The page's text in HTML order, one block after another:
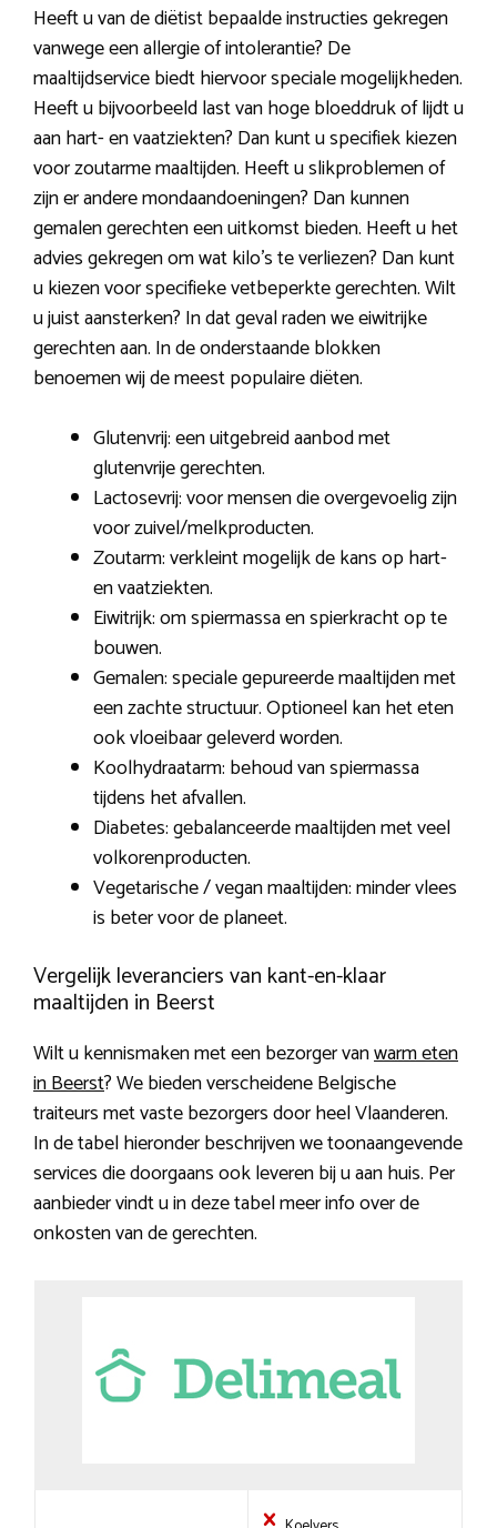
Heeft u van de diëtist bepaalde instructies gekregen
vanwege een allergie of intolerantie? De
maaltijdservice biedt hiervoor speciale mogelijkheden.
Heeft u bijvoorbeeld last van hoge bloeddruk of lijdt u
aan hart- en vaatziekten? Dan kunt u specifiek kiezen
voor zoutarme maaltijden. Heeft u slikproblemen of
zijn er andere mondaandoeningen? Dan kunnen
gemalen gerechten een uitkomst bieden. Heeft u het
advies gekregen om wat kilo’s te verliezen? Dan kunt
u kiezen voor specifieke vetbeperkte gerechten. Wilt
u juist aansterken? In dat geval raden we eiwitrijke
gerechten aan. In de onderstaande blokken
benoemen wij de meest populaire diëten.
Glutenvrij: een uitgebreid aanbod met
glutenvrije gerechten.
Lactosevrij: voor mensen die overgevoelig zijn
voor zuivel/melkproducten.
Zoutarm: verkleint mogelijk de kans op hart-
en vaatziekten.
Eiwitrijk: om spiermassa en spierkracht op te
bouwen.
Gemalen: speciale gepureerde maaltijden met
een zachte structuur. Optioneel kan het eten
ook vloeibaar geleverd worden.
Koolhydraatarm: behoud van spiermassa
tijdens het afvallen.
Diabetes: gebalanceerde maaltijden met veel
volkorenproducten.
Vegetarische / vegan maaltijden: minder vlees
is beter voor de planeet.
Vergelijk leveranciers van kant-en-klaar
maaltijden in Beerst
Wilt u kennismaken met een bezorger vanwarm eten
in Beerst? We bieden verscheidene Belgische
traiteurs met vaste bezorgers door heel Vlaanderen.
In de tabel hieronder beschrijven we toonaangevende
services die doorgaans ook leveren bij u aan huis. Per
aanbieder vindt u in deze tabel meer info over de
onkosten van de gerechten.